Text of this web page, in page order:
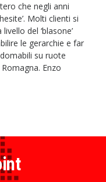
che negli anni
Molti clienti si
del ‘blasone’
le gerarchie e far
su ruote
Enzo